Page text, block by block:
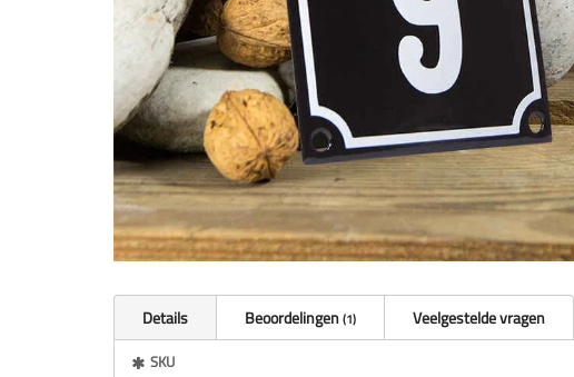
Details Beoordelingen 1
Veelgestelde vragen
MeerSKU